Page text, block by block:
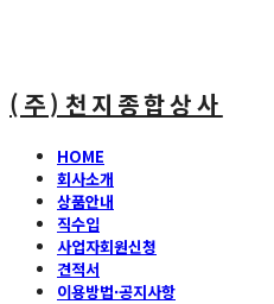
(주)천지종합상사
HOME
회사소개
상품안내
직수입
사업자회원신청
견적서
이용방법·공지사항